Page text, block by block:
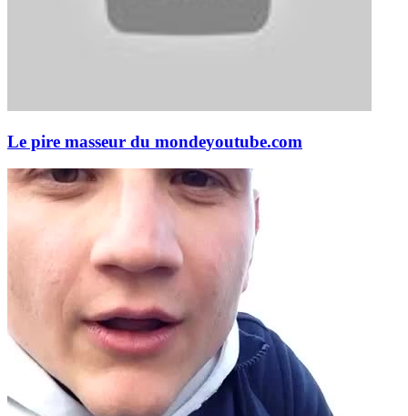
Le pire masseur du mondeyoutube.com